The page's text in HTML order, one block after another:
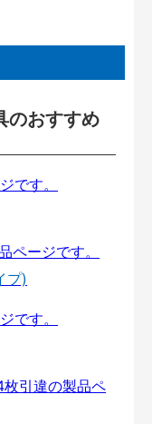
のおすすめ
プ)